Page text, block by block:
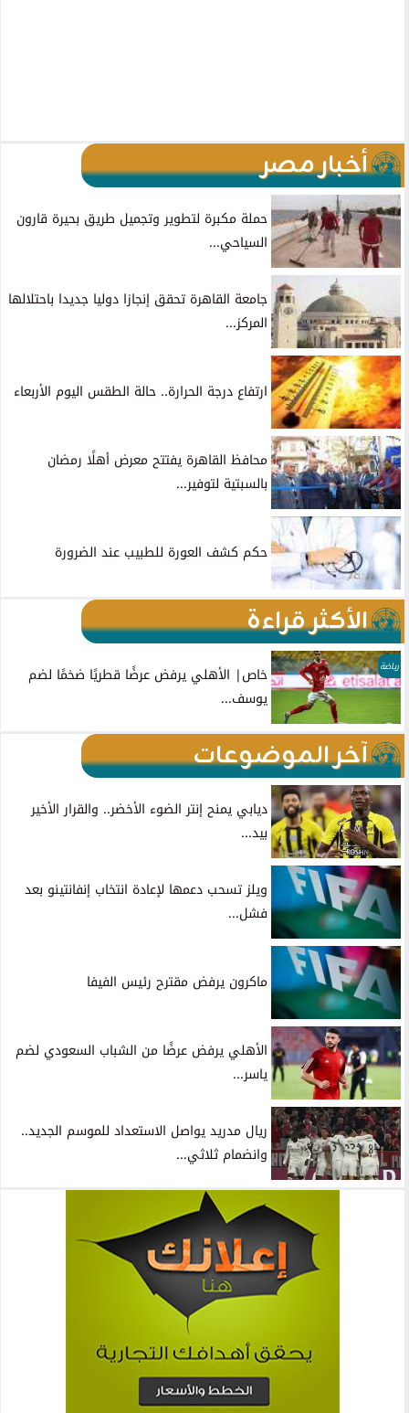
أخبار مصر
حملة مكبرة لتطوير وتجميل طريق بحيرة قارون
السياحي...
جامعة القاهرة تحقق إنجازا دوليا جديدا باحتلالها
المركز...
ارتفاع درجة الحرارة.. حالة الطقس اليوم الأربعاء
محافظ القاهرة يفتتح معرض أهلًا رمضان
بالسبتية لتوفير...
حكم كشف العورة للطبيب عند الضرورة
الأكثر قراءة
رياضة
خاص| الأهلي يرفض عرضًا قطريًا ضخمًا لضم
يوسف...
آخر الموضوعات
ديابي يمنح إنتر الضوء الأخضر.. والقرار الأخير
بيد...
ويلز تسحب دعمها لإعادة انتخاب إنفانتينو بعد
فشل...
ماكرون يرفض مقترح رئيس الفيفا
الأهلي يرفض عرضًا من الشباب السعودي لضم
ياسر...
ريال مدريد يواصل الاستعداد للموسم الجديد..
وانضمام ثلاثي...